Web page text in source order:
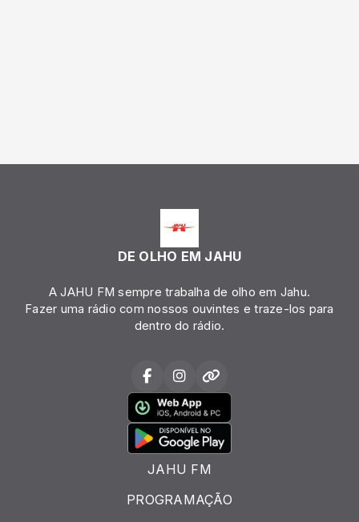
DE OLHO EM JAHU
A JAHU FM sempre trabalha de olho em Jahu.
Fazer uma rádio com nossos ouvintes e traze-los para
dentro do rádio.
JAHU FM
PROGRAMAÇÃO